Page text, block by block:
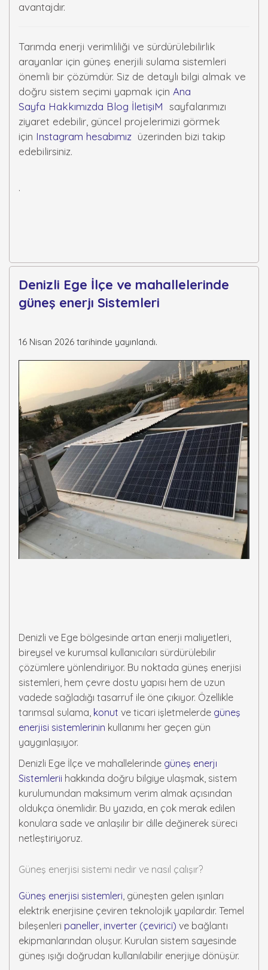
avantajdır.
Tarımda enerji verimliliği ve sürdürülebilirlik
arayanlar için güneş enerjili sulama sistemleri
önemli bir çözümdür. Siz de detaylı bilgi almak ve
doğru sistem seçimi yapmak için Ana
Sayfa Hakkımızda Blog İletişiM sayfalarımızı
ziyaret edebilir, güncel projelerimizi görmek
için Instagram hesabımız üzerinden bizi takip
edebilirsiniz.
.
Denizli Ege İlçe ve mahallelerinde
güneş enerjı Sistemleri
16 Nisan 2026 tarihinde yayınlandı.
Denizli ve Ege bölgesinde artan enerji maliyetleri,
bireysel ve kurumsal kullanıcıları sürdürülebilir
çözümlere yönlendiriyor. Bu noktada güneş enerjisi
sistemleri, hem çevre dostu yapısı hem de uzun
vadede sağladığı tasarruf ile öne çıkıyor. Özellikle
tarımsal sulama, konut ve ticari işletmelerde güneş
enerjisi sistemlerinin kullanımı her geçen gün
yaygınlaşıyor.
Denizli Ege İlçe ve mahallelerinde güneş enerjı
Sistemlerii hakkında doğru bilgiye ulaşmak, sistem
kurulumundan maksimum verim almak açısından
oldukça önemlidir. Bu yazıda, en çok merak edilen
konulara sade ve anlaşılır bir dille değinerek süreci
netleştiriyoruz.
Güneş enerjisi sistemi nedir ve nasıl çalışır?
Güneş enerjisi sistemleri, güneşten gelen ışınları
elektrik enerjisine çeviren teknolojik yapılardır. Temel
bileşenleri paneller, inverter (çevirici) ve bağlantı
ekipmanlarından oluşur. Kurulan sistem sayesinde
güneş ışığı doğrudan kullanılabilir enerjiye dönüşür.